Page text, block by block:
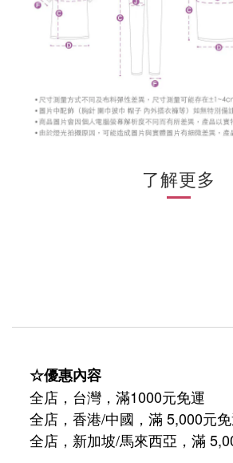
了解更多
☆優惠內容
全店，台灣，滿1000元免運
全店，香港/中國，滿 5,000元
全店，新加坡/馬來西亞，滿